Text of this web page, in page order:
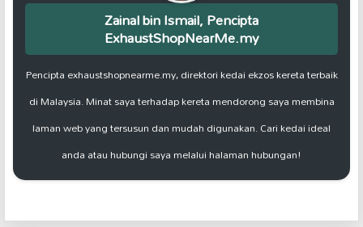
Zainal bin Ismail, Pencipta
ExhaustShopNearMe.my
Pencipta exhaustshopnearme.my, direktori kedai ekzos kereta terbaik
di Malaysia. Minat saya terhadap kereta mendorong saya membina
laman web yang tersusun dan mudah digunakan. Cari kedai ideal
anda atau hubungi saya melalui halaman hubungan!